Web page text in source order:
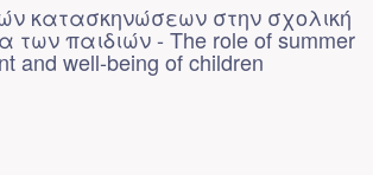
κατασκηνώσεων στην σχολική
των παιδιών - The role of summer
and well-being of children